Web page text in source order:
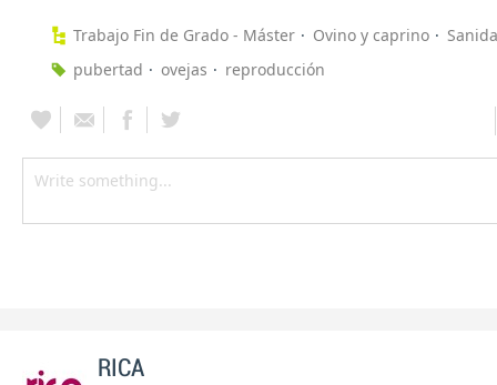
Trabajo Fin de Grado - Máster Ovino y caprino
pubertad
ovejas reproducción
RICA